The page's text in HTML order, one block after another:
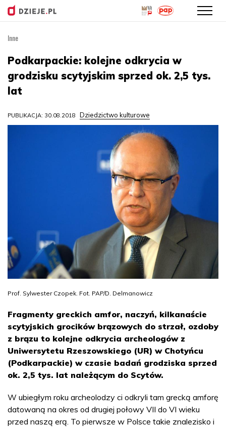
treści
Inne
Podkarpackie: kolejne odkrycia w
grodzisku scytyjskim sprzed ok. 2,5 tys.
lat
PUBLIKACJA: 30.08.2018 Dziedzictwo kulturowe
Prof. Sylwester Czopek. Fot. PAP/D. Delmanowicz
Fragmenty greckich amfor, naczyń, kilkanaście
scytyjskich grocików brązowych do strzał, ozdoby
z brązu to kolejne odkrycia archeologów z
Uniwersytetu Rzeszowskiego (UR) w Chotyńcu
(Podkarpackie) w czasie badań grodziska sprzed
ok. 2,5 tys. lat należącym do Scytów.
W ubiegłym roku archeolodzy ci odkryli tam grecką amforę
datowaną na okres od drugiej połowy VII do VI wieku
przed naszą erą. To pierwsze w Polsce takie znalezisko i